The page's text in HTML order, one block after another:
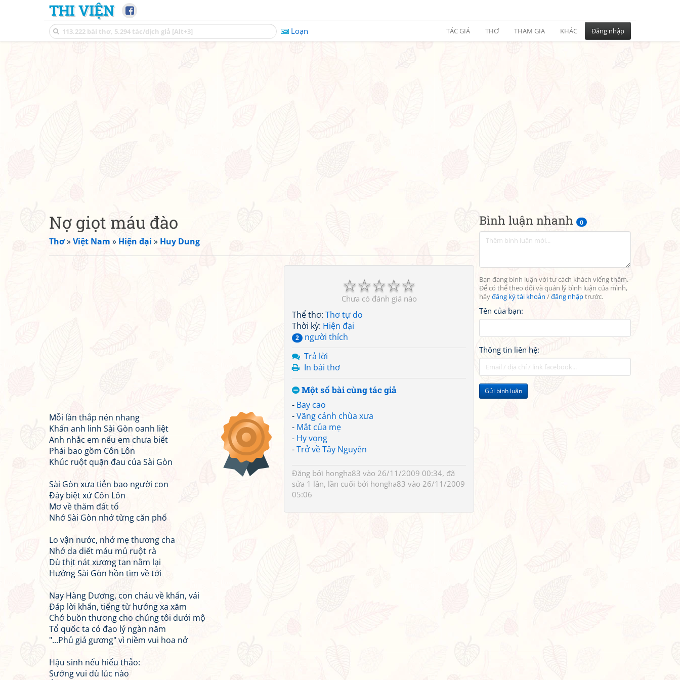
THI VIỆN
Loạn TÁC GIẢ THƠ THAM GIA KHÁC Đăng nhập
Bình luận nhanh 0
Bạn đang bình luận với tư cách khách viếng thăm.
Để có thể theo dõi và quản lý bình luận của mình,
hãyđăng ký tài khoản /đăng nhậptrước.
Tên của bạn:
Thông tin liên hệ:
Gửi bình luận
Nợ giọt máu đào
Thơ»Việt Nam » Hiện đại » Huy Dung
☆
☆
☆
☆
☆
Chưa có đánh giá nào
Thể thơ: Thơ tự do
Thời kỳ: Hiện đại
2
người thích
Trả lời
In bài thơ
Một số bài cùng tác giả
- Bay cao
-Vãng cảnh chùa xưa
- Mắt của mẹ
- Hy vọng
-Trở về Tây Nguyên
Đăng bởi hongha83 vào 26/11/2009 00:34, đã
sửa 1 lần, lần cuối bởi hongha83 vào 26/11/2009
05:06
Mỗi lần thắp nén nhang
Khấn anh linh Sài Gòn oanh liệt
Anh nhắc em nếu em chưa biết
Phải bao gồm Côn Lôn
Khúc ruột quặn đau của Sài Gòn
Sài Gòn xưa tiễn bao người con
Đày biệt xứ Côn Lôn
Mơ về thăm đất tổ
Nhớ Sài Gòn nhớ từng căn phố
Lo vận nước, nhớ mẹ thương cha
Nhớ da diết máu mủ ruột rà
Dù thịt nát xương tan nằm lại
Hướng Sài Gòn hồn tìm về tới
Nay Hàng Dương, con cháu về khấn, vái
Đáp lời khấn, tiếng từ hướng xa xăm
Chớ buồn thương cho chúng tôi dưới mộ
Tổ quốc ta có đạo lý ngàn năm
"...Phủ giá gương" vì niềm vui hoa nở
Hậu sinh nếu hiếu thảo:
Sướng vui dù lúc nào